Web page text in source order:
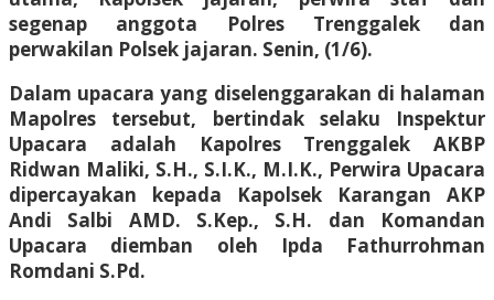
segenap anggota Polres Trenggalek dan
perwakilan Polsek jajaran. Senin, (1/6).
Dalam upacara yang diselenggarakan di halaman
Mapolres tersebut, bertindak selaku Inspektur
Upacara adalah Kapolres Trenggalek AKBP
Ridwan Maliki, S.H., S.I.K., M.I.K., Perwira Upacara
dipercayakan kepada Kapolsek Karangan AKP
Andi Salbi AMD. S.Kep., S.H. dan Komandan
Upacara diemban oleh Ipda Fathurrohman
Romdani S.Pd.